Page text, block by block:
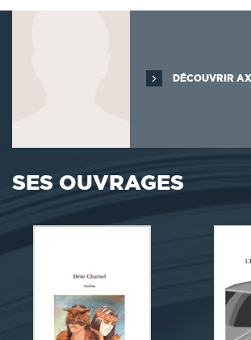
DÉCOUVRIR
SES OUVRAGES